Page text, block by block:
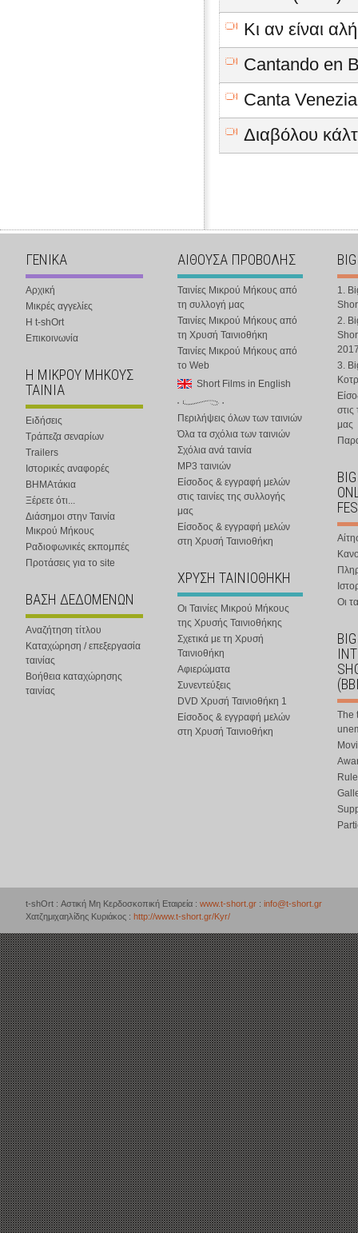
Κι αν είναι
Cantando en
Canta
Διαβόλου
ΓΕΝΙΚΑ
Αρχική
Μικρές αγγελίες
Η t-shOrt
Επικοινωνία
Η ΜΙΚΡΟΥ ΜΗΚΟΥΣ
ΤΑΙΝΙΑ
Ειδήσεις
Τράπεζα σεναρίων
Trailers
Ιστορικές αναφορές
ΒΗΜΑτάκια
Ξέρετε ότι...
Διάσημοι στην Ταινία
Μικρού Μήκους
Ραδιοφωνικές εκπομπές
Προτάσεις για το site
ΒΑΣΗ ΔΕΔΟΜΕΝΩΝ
Αναζήτηση τίτλου
Καταχώρηση / επεξεργασία
ταινίας
Βοήθεια καταχώρησης
ταινίας
ΑΙΘΟΥΣΑ ΠΡΟΒΟΛΗΣ
Ταινίες Μικρού Μήκους από
τη συλλογή μας
Ταινίες Μικρού Μήκους από
τη Χρυσή Ταινιοθήκη
Ταινίες Μικρού Μήκους από
το Web
Short Films in English
Περιλήψεις όλων των ταινιών
Όλα τα σχόλια των ταινιών
Σχόλια ανά ταινία
MP3 ταινιών
Είσοδος & εγγραφή μελών
στις ταινίες της συλλογής
μας
Είσοδος & εγγραφή μελών
στη Χρυσή Ταινιοθήκη
ΧΡΥΣΗ ΤΑΙΝΙΟΘΗΚΗ
Οι Ταινίες Μικρού Μήκους
της Χρυσής Ταινιοθήκης
Σχετικά με τη Χρυσή
Ταινιοθήκη
Αφιερώματα
Συνεντεύξεις
DVD Χρυσή Ταινιοθήκη 1
Είσοδος & εγγραφή μελών
στη Χρυσή Ταινιοθήκη
1.
2.
3.
στις
μας
Οι
The
t-shOrt : Αστική Μη Κερδοσκοπική Εταιρεία : www.t-short.gr : info@t-short.gr
Χατζημιχαηλίδης Κυριάκος : http://www.t-short.gr/Kyr/